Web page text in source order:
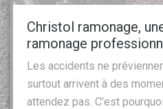
Christol ramonage,
ramonage
Les accidents ne
surtout arrivent à des
attendez pas. C’est